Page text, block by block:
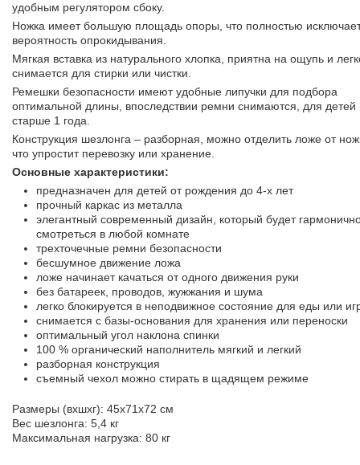
удобным регулятором сбоку.
Ножка имеет большую площадь опоры, что полностью
вероятность опрокидывания.
Мягкая вставка из натурального хлопка, приятна на ощупь и
снимается для стирки или чистки.
Ремешки безопасности имеют удобные липучки для подбора
оптимальной длины, впоследствии ремни снимаются, для детей
старше 1 года.
Конструкция шезлонга – разборная, можно отделить ложе от
что упростит перевозку или хранение.
Основные характеристики:
предназначен для детей от рождения до 4-х лет
прочный каркас из металла
элегантный современный дизайн, который будет
смотреться в любой комнате
трехточечные ремни безопасности
бесшумное движение ложа
ложе начинает качаться от одного движения руки
без батареек, проводов, жужжания и шума
легко блокируется в неподвижное состояние для еды или
снимается с базы-основания для хранения или переноски
оптимальный угол наклона спинки
100 % органический наполнитель мягкий и легкий
разборная конструкция
съемный чехол можно стирать в щадящем режиме
Размеры (вхшхг): 45х71х72 см
Вес шезлонга: 5,4 кг
Максимальная нагрузка: 80 кг